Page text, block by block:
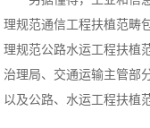
理规范通信工程扶植范畴
理规范公路水运工程扶植
治理局、交通运输主管部
以及公路、水运工程扶植